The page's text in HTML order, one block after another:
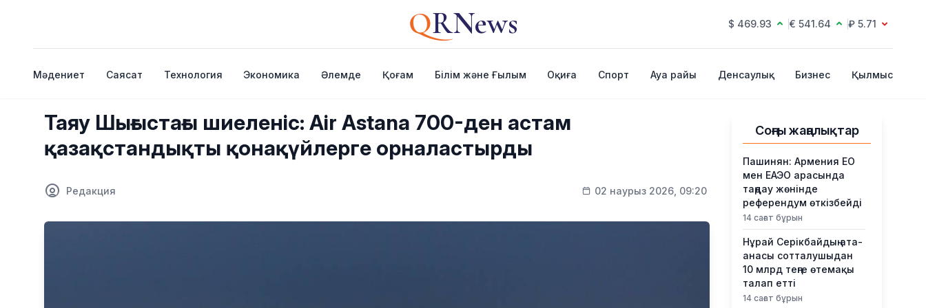
QRNews $ 469.93 € 541.64 ₽ 5.71
Мәдениет Саясат Технология Экономика Әлемде Қоғам Білім және Ғылым Оқиға Спорт Ауа райы Денсаулық Бизнес Қылмыс
Таяу Шығыстағы шиеленіс: Air Astana 700-ден астам
қазақстандықты қонақүйлерге орналастырды
Редакция 02 наурыз 2026, 09:20
Соңғы жаңалықтар
Пашинян: Армения ЕО
мен ЕАЭО арасында
таңдау жөнінде
референдум өткізбейді
14 сағат бұрын
Нұрай Серікбайдың ата-
анасы сотталушыдан
10 млрд теңге өтемақы
талап етті
14 сағат бұрын